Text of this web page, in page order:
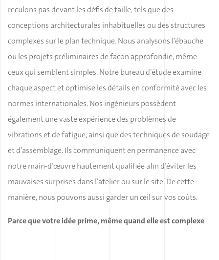
reculons pas devant les défis de taille, tels que des
conceptions architecturales inhabituelles ou des structures
complexes sur le plan technique. Nous analysons l’ébauche
ou les projets préliminaires de façon approfondie, même
ceux qui semblent simples. Notre bureau d’étude examine
chaque aspect et optimise les détails en conformité avec les
normes internationales. Nos ingénieurs possèdent
également une vaste expérience des problèmes de
vibrations et de fatigue, ainsi que des techniques de soudage
et d’assemblage. Ils communiquent en permanence avec
notre main-d’œuvre hautement qualifiée afin d’éviter les
mauvaises surprises dans l’atelier ou sur le site. De cette
manière, nous pouvons aussi garder un œil sur vos coûts.
Parce que votre idée prime, même quand elle est complexe